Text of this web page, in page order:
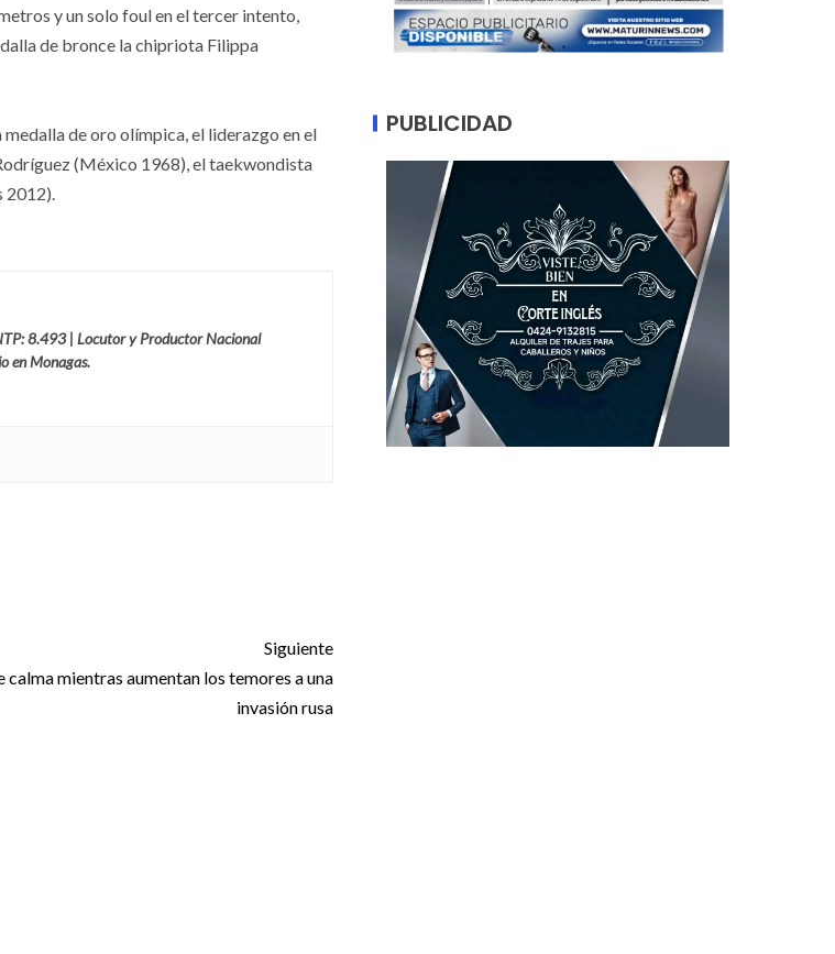
y un solo foul en el tercer intento,
de bronce la chipriota Filippa
medalla de oro olímpica, el liderazgo en el
(México 1968), el taekwondista
2012).
8.493 | Locutor y Productor Nacional
en Monagas.
Siguiente
calma mientras aumentan los temores a una
invasión rusa
PUBLICIDAD